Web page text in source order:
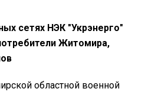
сетях НЭК "Укрэнерго"
Житомира,
областной военной